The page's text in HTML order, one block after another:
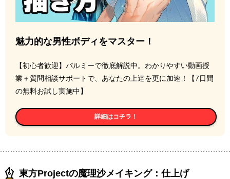
魅力的な男性ボディをマスター！
【初心者歓迎】パルミーで徹底解説中。わかりやすい動画授
業＋質問相談サポートで、あなたの上達を更に加速！【7日間
の無料お試し実施中】
詳細はコチラ！
東方Projectの魔理沙メイキング：仕上げ